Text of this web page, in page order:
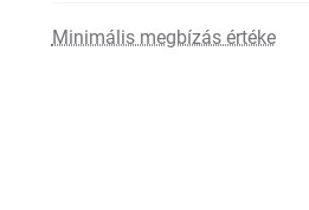
Minimális megbízás értéke